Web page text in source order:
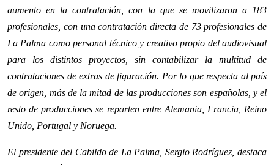
aumento en la contratación, con la que se movilizaron a 183
profesionales, con una contratación directa de 73 profesionales de
La Palma como personal técnico y creativo propio del audiovisual
para los distintos proyectos, sin contabilizar la multitud de
contrataciones de extras de figuración. Por lo que respecta al país
de origen, más de la mitad de las producciones son españolas, y el
resto de producciones se reparten entre Alemania, Francia, Reino
Unido, Portugal y Noruega.
El presidente del Cabildo de La Palma, Sergio Rodríguez, destaca